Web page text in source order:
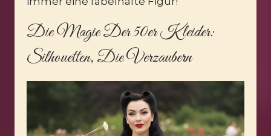
Die Magie Der 50er Kleider:
Silhouetten, Die Verzaubern